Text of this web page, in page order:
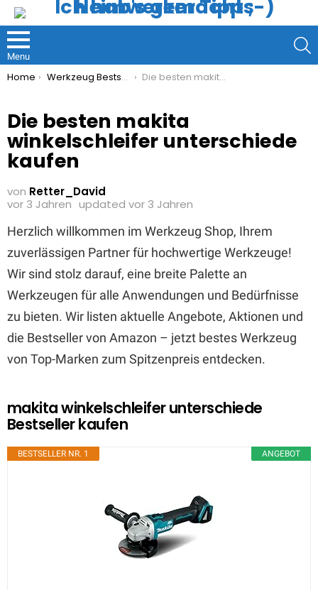
Menu
You are here:
Home Werkzeug Bestseller Die besten makita winkelschleifer unterschiede kaufen
Die besten makita
winkelschleifer unterschiede
kaufen
von Retter_David
vor 3 Jahren updated vor 3 Jahren
Herzlich willkommen im Werkzeug Shop, Ihrem
zuverlässigen Partner für hochwertige Werkzeuge!
Wir sind stolz darauf, eine breite Palette an
Werkzeugen für alle Anwendungen und Bedürfnisse
zu bieten. Wir listen aktuelle Angebote, Aktionen und
die Bestseller von Amazon – jetzt bestes Werkzeug
von Top-Marken zum Spitzenpreis entdecken.
makita winkelschleifer unterschiede
Bestseller kaufen
ANGEBOT
BESTSELLER NR. 1